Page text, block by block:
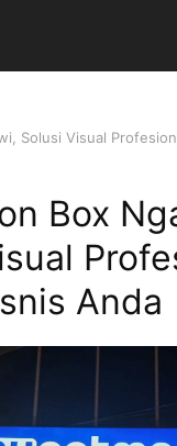
Solusi Visual
Box
Anda